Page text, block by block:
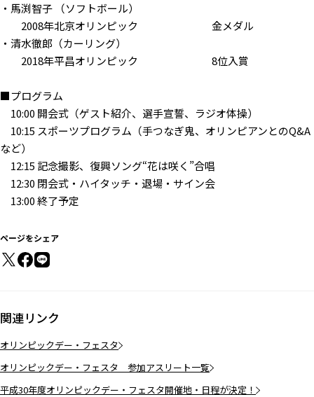
・馬渕智子 （ソフトボール）
2008年北京オリンピック 金メダル
・清水徹郎（カーリング）
2018年平昌オリンピック 8位入賞
■プログラム
10:00 開会式（ゲスト紹介、選手宣誓、ラジオ体操）
10:15 スポーツプログラム（手つなぎ鬼、オリンピアンとのQ&A
など）
12:15 記念撮影、復興ソング“花は咲く”合唱
12:30 閉会式・ハイタッチ・退場・サイン会
13:00 終了予定
ページをシェア
関連リンク
オリンピックデー・フェスタ
オリンピックデー・フェスタ 参加アスリート一覧
平成30年度オリンピックデー・フェスタ開催地・日程が決定！